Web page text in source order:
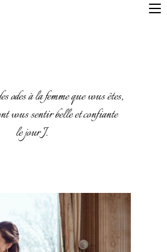
odes à la femme que vous êtes,
vous sentir belle et confiante
le jour J.